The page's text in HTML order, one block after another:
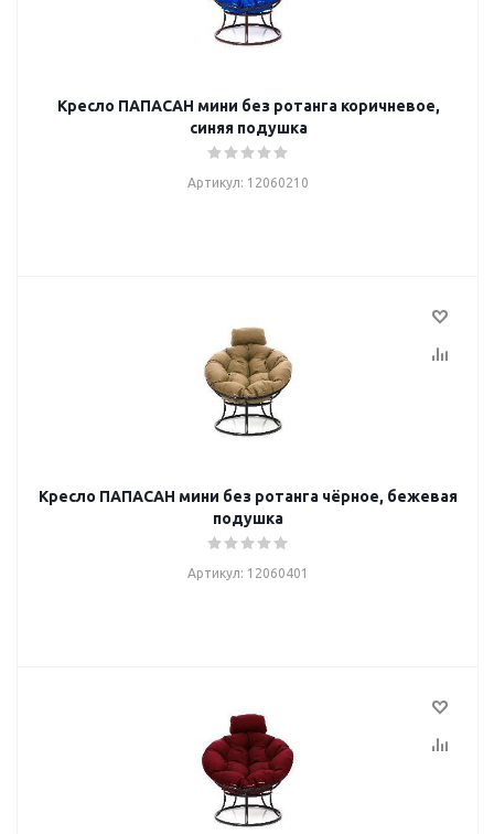
Кресло ПАПАСАН мини без ротанга коричневое,
синяя подушка
Артикул: 12060210
Кресло ПАПАСАН мини без ротанга чёрное, бежевая
подушка
Артикул: 12060401